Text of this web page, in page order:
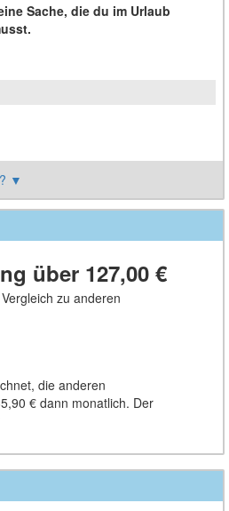
Sache, die du im Urlaub
▼
über 127,00 €
zu anderen
die anderen
€ dann monatlich. Der